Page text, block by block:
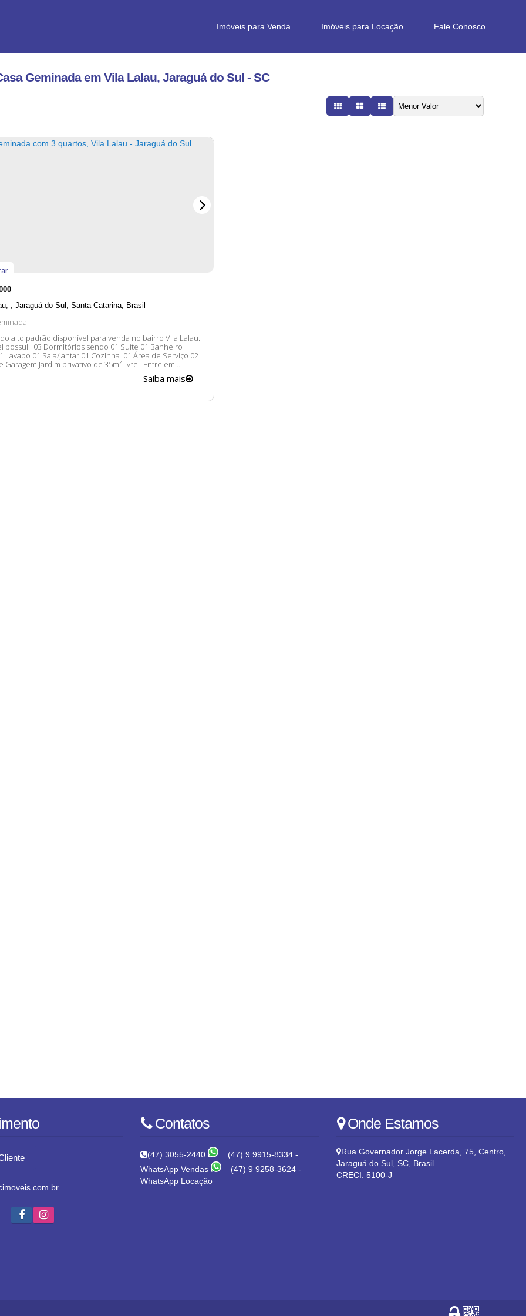
Fale Conosco
Imóveis para Locação
Imóveis para Venda
Geminada em Vila Lalau, Jaraguá do Sul - SC
Jaraguá do Sul Santa Catarina, Brasil
alto padrão disponível para venda no bairro Vila Lalau.
sendo 01 Suíte 01 Banheiro
Lavabo 01 Sala/Jantar 01 Cozinha 01 Área de Serviço 02
Jardim privativo de 35m² livre Entre em
conosco para mais informações, ficaremos felizes em lhe
atender. 😀 A disponibilidade e valores dos imóveis estão...
Saiba mais
Contatos
(47) 3055-2440
(47) 9 9915-8334 -
WhatsApp Vendas
(47) 9 9258-3624 -
WhatsApp Locação
Onde Estamos
Rua Governador Jorge Lacerda 75, Centro,
Jaraguá do Sul, SC, Brasil
CRECI: 5100-J